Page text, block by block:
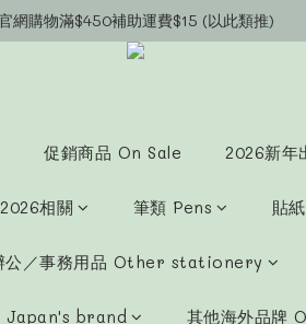
會員募集中~立即註冊即可獲得購物金$20!!!
網購物滿$450補助運費$15 (以此類推)
物超商郵寄滿$1200/宅配到府滿$1600免運費
促銷商品 On Sale 2026新年
相關 筆類 Pens 貼
公／事務用品 Other stationery
Japan's brand 其他海外品牌